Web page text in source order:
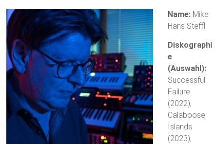
Name: Mike
Hans Steffl
Diskographi
e
(Auswahl):
Successful
Failure
(2022),
Calaboose
Islands
(2023),